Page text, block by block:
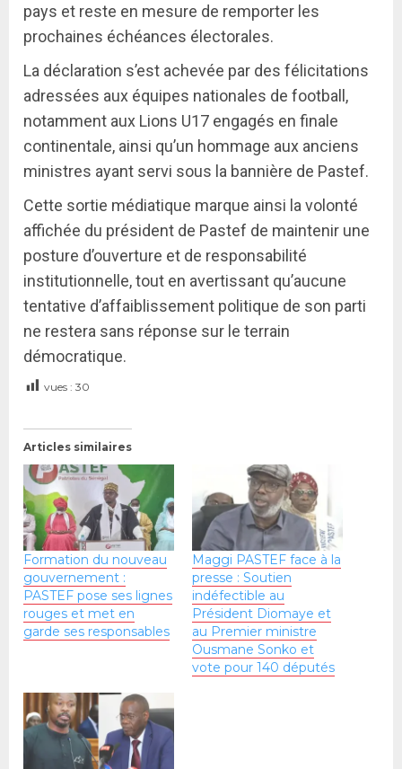
pays et reste en mesure de remporter les
prochaines échéances électorales.
La déclaration s’est achevée par des félicitations
adressées aux équipes nationales de football,
notamment aux Lions U17 engagés en finale
continentale, ainsi qu’un hommage aux anciens
ministres ayant servi sous la bannière de Pastef.
Cette sortie médiatique marque ainsi la volonté
affichée du président de Pastef de maintenir une
posture d’ouverture et de responsabilité
institutionnelle, tout en avertissant qu’aucune
tentative d’affaiblissement politique de son parti
ne restera sans réponse sur le terrain
démocratique.
vues : 30
Articles similaires
Formation du nouveau
gouvernement :
PASTEF pose ses lignes
rouges et met en
garde ses responsables
Maggi PASTEF face à la
presse : Soutien
indéfectible au
Président Diomaye et
au Premier ministre
Ousmane Sonko et
vote pour 140 députés